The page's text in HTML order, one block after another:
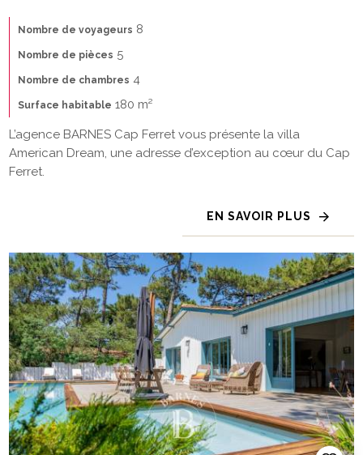
Nombre de voyageurs 8
Nombre de pièces 5
Nombre de chambres 4
Surface habitable 180 m²
L’agence BARNES Cap Ferret vous présente la villa
American Dream, une adresse d’exception au cœur du Cap
Ferret.
EN SAVOIR PLUS